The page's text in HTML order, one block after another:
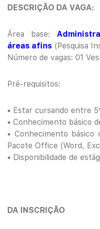
DESCRIÇÃO DA VAGA:
Área base:
áreas afins (Pesquisa
Número de vagas: 01
Pré-requisitos:
• Estar cursando entre
• Conhecimento básico
• Conhecimento básico
Pacote Office (Word,
• Disponibilidade de
DA INSCRIÇÃO